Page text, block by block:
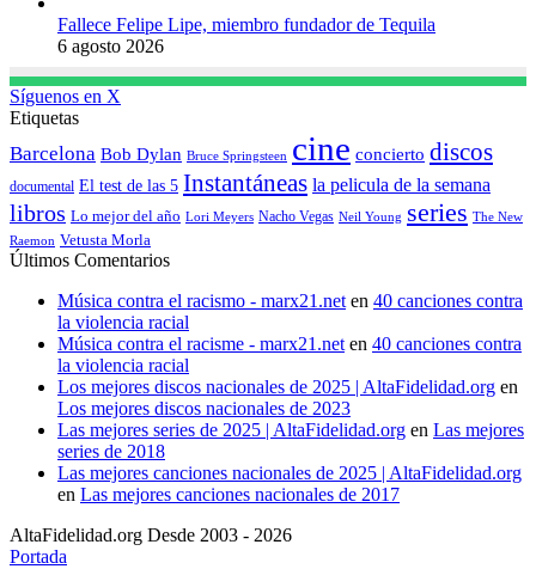
Fallece Felipe Lipe, miembro fundador de Tequila
6 agosto 2026
Síguenos en X
Etiquetas
Barcelona Bob Dylan Bruce Springsteen cine concierto discos
documental El test de las 5 Instantáneas la pelicula de la semana
libros Lo mejor del año Lori Meyers Nacho Vegas Neil Young series The New
Raemon Vetusta Morla
Últimos Comentarios
Música contra el racismo - marx21.neten 40 canciones contra
la violencia racial
Música contra el racisme - marx21.neten 40 canciones contra
la violencia racial
Los mejores discos nacionales de 2025 | AltaFidelidad.org en
Los mejores discos nacionales de 2023
Las mejores series de 2025 | AltaFidelidad.org en Las mejores
series de 2018
Las mejores canciones nacionales de 2025 | AltaFidelidad.org
en Las mejores canciones nacionales de 2017
AltaFidelidad.org Desde 2003 - 2026
Portada